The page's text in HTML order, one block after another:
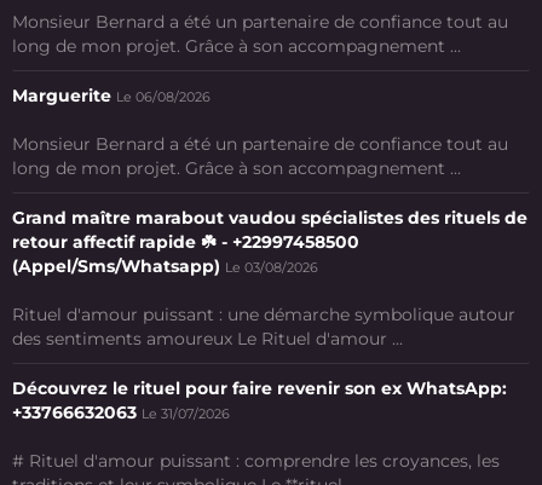
Monsieur Bernard a été un partenaire de confiance tout au
long de mon projet. Grâce à son accompagnement ...
Marguerite Le 06/08/2026
Monsieur Bernard a été un partenaire de confiance tout au
long de mon projet. Grâce à son accompagnement ...
Grand maître marabout vaudou spécialistes des rituels de
retour affectif rapide ☘️ - +22997458500
(Appel/Sms/Whatsapp) Le 03/08/2026
Rituel d'amour puissant : une démarche symbolique autour
des sentiments amoureux Le Rituel d'amour ...
Découvrez le rituel pour faire revenir son ex WhatsApp:
+33766632063 Le 31/07/2026
# Rituel d'amour puissant : comprendre les croyances, les